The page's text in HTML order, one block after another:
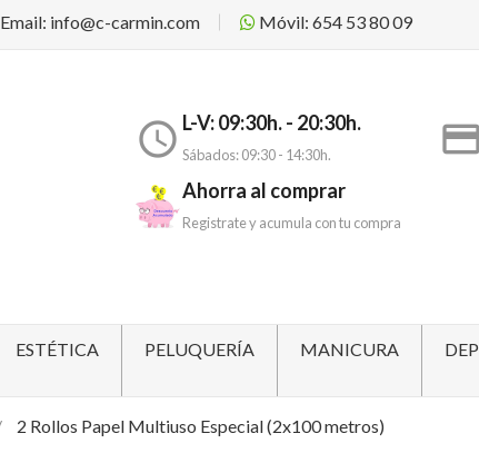
Email: info@c-carmin.com Móvil: 654 53 80 09
access_time L-V: 09:30h. - 20:30h.
Sábados: 09:30 - 14:30h. payment
Ahorra al comprar
Registrate y acumula con tu compra
ESTÉTICA PELUQUERÍA MANICURA
2 Rollos Papel Multiuso Especial (2x100 metros)